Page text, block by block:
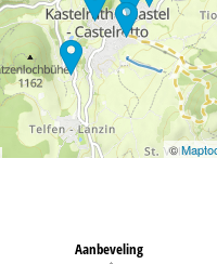
©
Aanbeveling